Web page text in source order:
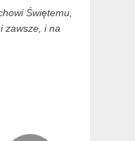
Świętemu,
zawsze, i na